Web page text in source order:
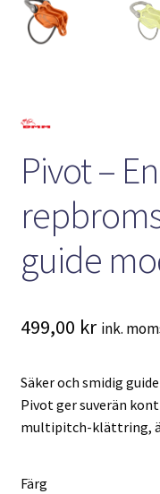
Pivot – En
guide
499,00 kr ink.
Säker och smidig
Pivot ger suverän
multipitch-klättring,
Färg